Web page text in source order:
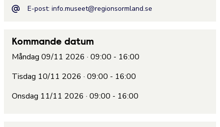
E-post: info.museet@regionsormland.se
Kommande datum
Måndag 09/11 2026 · 09:00 - 16:00
Tisdag 10/11 2026 · 09:00 - 16:00
Onsdag 11/11 2026 · 09:00 - 16:00